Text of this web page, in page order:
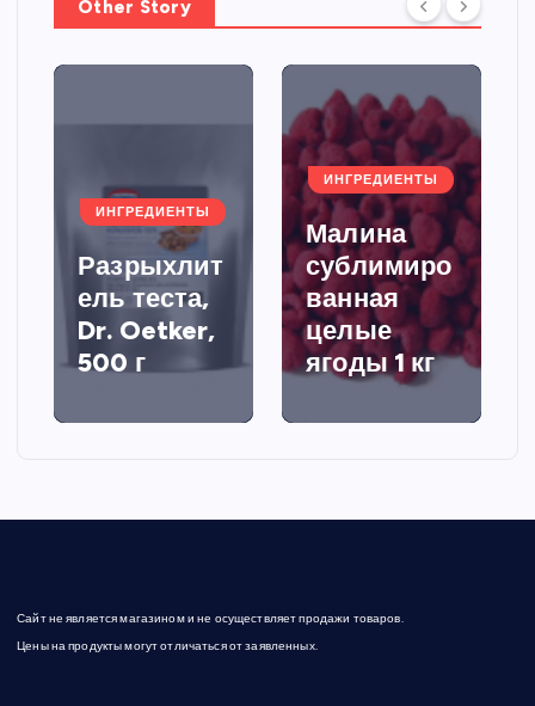
Other Story
ИНГРЕДИЕНТЫ
Разрыхлит
ель теста,
Dr. Oetker,
500 г
ИНГРЕДИЕНТЫ
Малина
сублимиро
ванная
целые
ягоды 1 кг
Сайт не является магазином и не осуществляет продажи товаров.
Цены на продукты могут отличаться от заявленных.